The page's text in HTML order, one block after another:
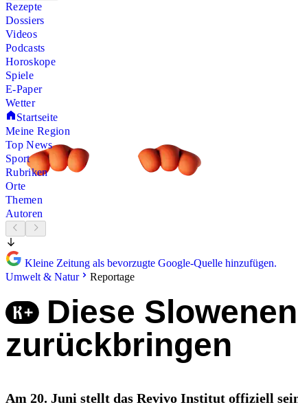
Rezepte
Dossiers
Videos
Podcasts
Horoskope
Spiele
E-Paper
Wetter
Startseite
Meine Region
Top News
Sport
Rubriken
Orte
Themen
Autoren
Kleine Zeitung als bevorzugte Google-Quelle hinzufügen.
Umwelt & Natur
Reportage
Diese
zurückbringen
Am 20. Juni stellt das Revivo Institut offiziell